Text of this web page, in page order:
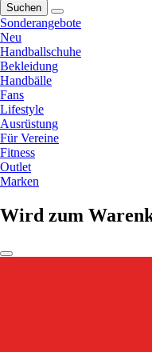
Suchen
Sonderangebote
Neu
Handballschuhe
Bekleidung
Handbälle
Fans
Lifestyle
Ausrüstung
Für Vereine
Fitness
Outlet
Marken
Wird zum